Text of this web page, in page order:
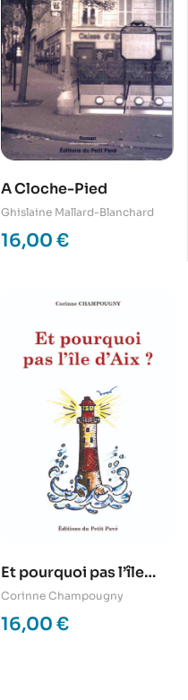
A Cloche-Pied
Ghislaine Mallard-Blanchard
16,00 €
Et pourquoi pas l’île
d’Aix ?
Corinne Champougny
16,00 €